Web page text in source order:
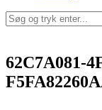
62C7A081-